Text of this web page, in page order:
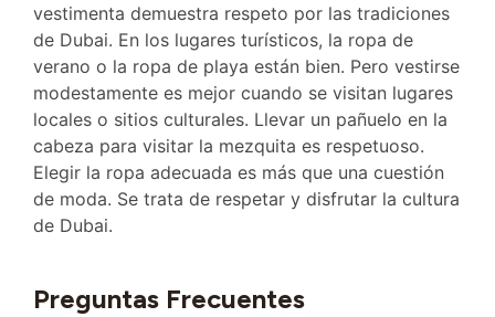
vestimenta demuestra respeto por las tradiciones
de Dubai. En los lugares turísticos, la ropa de
verano o la ropa de playa están bien. Pero vestirse
modestamente es mejor cuando se visitan lugares
locales o sitios culturales. Llevar un pañuelo en la
cabeza para visitar la mezquita es respetuoso.
Elegir la ropa adecuada es más que una cuestión
de moda. Se trata de respetar y disfrutar la cultura
de Dubai.
Preguntas Frecuentes